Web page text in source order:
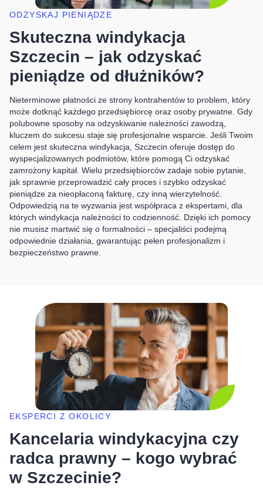
ODZYSKAJ PIENIĄDZE
Skuteczna windykacja
Szczecin – jak odzyskać
pieniądze od dłużników?
Nieterminowe płatności ze strony kontrahentów to problem, który
może dotknąć każdego przedsiębiorcę oraz osoby prywatne. Gdy
polubowne sposoby na odzyskiwanie należności zawodzą,
kluczem do sukcesu staje się profesjonalne wsparcie. Jeśli Twoim
celem jest skuteczna windykacja, Szczecin oferuje dostęp do
wyspecjalizowanych podmiotów, które pomogą Ci odzyskać
zamrożony kapitał. Wielu przedsiębiorców zadaje sobie pytanie,
jak sprawnie przeprowadzić cały proces i szybko odzyskać
pieniądze za nieopłaconą fakturę, czy inną wierzytelność.
Odpowiedzią na te wyzwania jest współpraca z ekspertami, dla
których windykacja należności to codzienność. Dzięki ich pomocy
nie musisz martwić się o formalności – specjaliści podejmą
odpowiednie działania, gwarantując pełen profesjonalizm i
bezpieczeństwo prawne.
EKSPERCI Z OKOLICY
Kancelaria windykacyjna czy
radca prawny – kogo wybrać
w Szczecinie?